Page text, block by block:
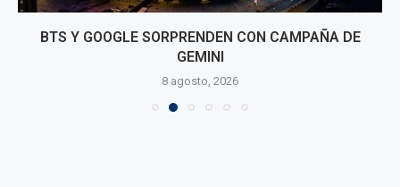
BTS Y GOOGLE SORPRENDEN CON CAMPAÑA DE
GEMINI
8 agosto, 2026